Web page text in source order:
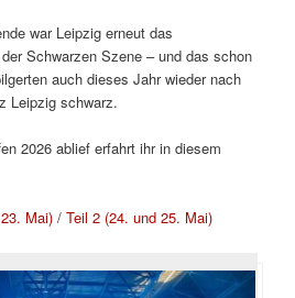
war Leipzig erneut das
Schwarzen Szene – und das schon
auch dieses Jahr wieder nach
Leipzig schwarz.
2026 ablief erfahrt ihr in diesem
Mai) /Teil 2 (24. und 25. Mai)